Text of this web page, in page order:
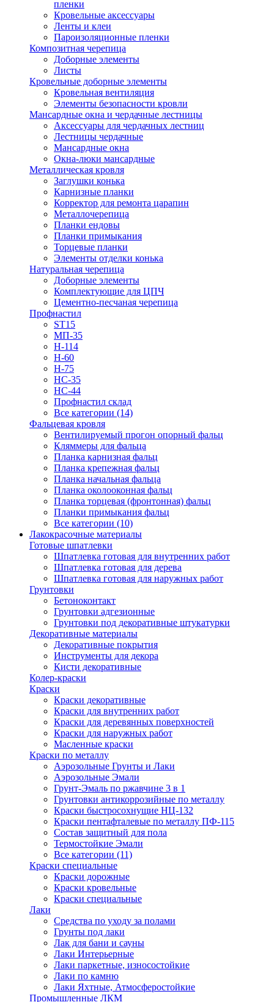
пленки
Кровельные аксессуары
Ленты и клеи
Пароизоляционные пленки
Композитная черепица
Доборные элементы
Листы
Кровельные доборные элементы
Кровельная вентиляция
Элементы безопасности кровли
Мансардные окна и чердачные лестницы
Аксессуары для чердачных лестниц
Лестницы чердачные
Мансардные окна
Окна-люки мансардные
Металлическая кровля
Заглушки конька
Карнизные планки
Корректор для ремонта царапин
Металлочерепица
Планки ендовы
Планки примыкания
Торцевые планки
Элементы отделки конька
Натуральная черепица
Доборные элементы
Комплектующие для ЦПЧ
Цементно-песчаная черепица
Профнастил
ST15
МП-35
Н-114
Н-60
Н-75
НС-35
НС-44
Профнастил склад
Все категории (14)
Фальцевая кровля
Вентилируемый прогон опорный фальц
Кляммеры для фальца
Планка карнизная фальц
Планка крепежная фальц
Планка начальная фальца
Планка околооконная фальц
Планка торцевая (фронтонная) фальц
Планки примыкания фальц
Все категории (10)
Лакокрасочные материалы
Готовые шпатлевки
Шпатлевка готовая для внутренних работ
Шпатлевка готовая для дерева
Шпатлевка готовая для наружных работ
Грунтовки
Бетоноконтакт
Грунтовки адгезионные
Грунтовки под декоративные штукатурки
Декоративные материалы
Декоративные покрытия
Инструменты для декора
Кисти декоративные
Колер-краски
Краски
Краски декоративные
Краски для внутренних работ
Краски для деревянных поверхностей
Краски для наружных работ
Масленные краски
Краски по металлу
Аэрозольные Грунты и Лаки
Аэрозольные Эмали
Грунт-Эмаль по ржавчине 3 в 1
Грунтовки антикоррозийные по металлу
Краски быстросохнущие НЦ-132
Краски пентафталевые по металлу ПФ-115
Состав защитный для пола
Термостойкие Эмали
Все категории (11)
Краски специальные
Краски дорожные
Краски кровельные
Краски специальные
Лаки
Cредства по уходу за полами
Грунты под лаки
Лак для бани и сауны
Лаки Интерьерные
Лаки паркетные, износостойкие
Лаки по камню
Лаки Яхтные, Атмосферостойкие
Промышленные ЛКМ